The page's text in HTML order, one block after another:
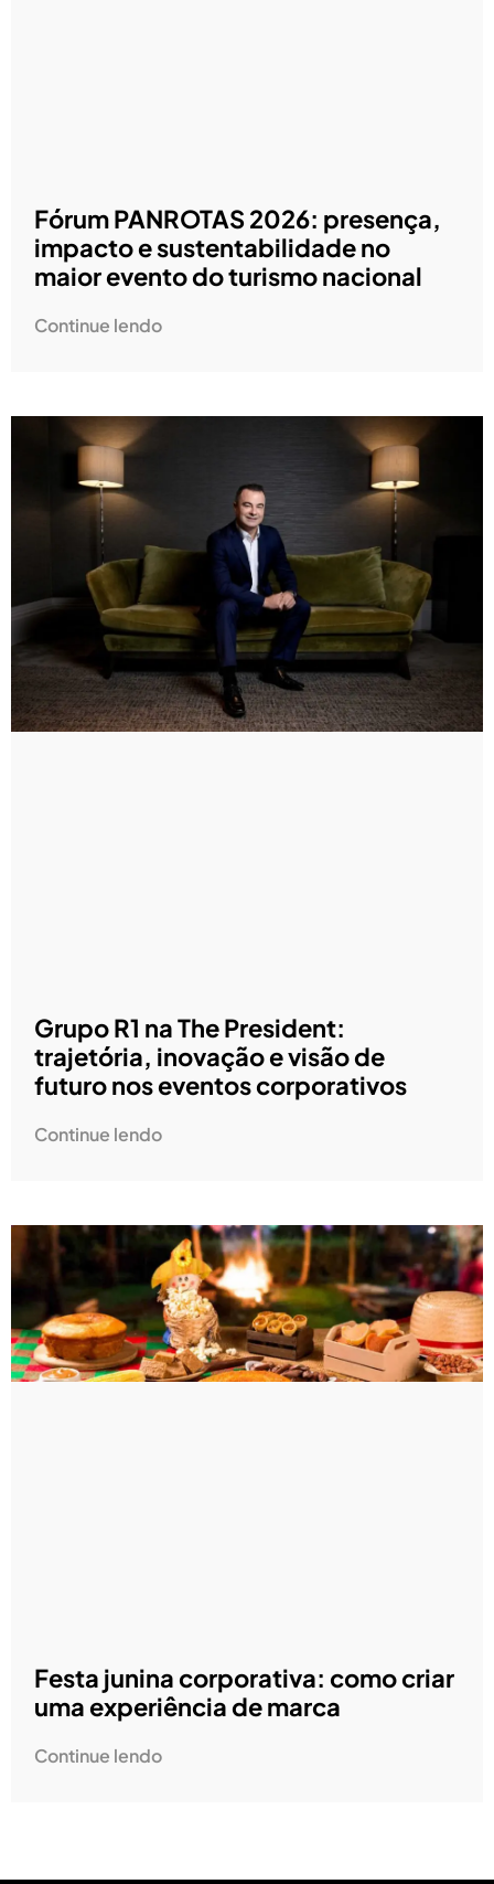
Fórum PANROTAS 2026: presença,
impacto e sustentabilidade no
maior evento do turismo nacional
Continue lendo
Grupo R1 na The President:
trajetória, inovação e visão de
futuro nos eventos corporativos
Continue lendo
Festa junina corporativa: como criar
uma experiência de marca
Continue lendo